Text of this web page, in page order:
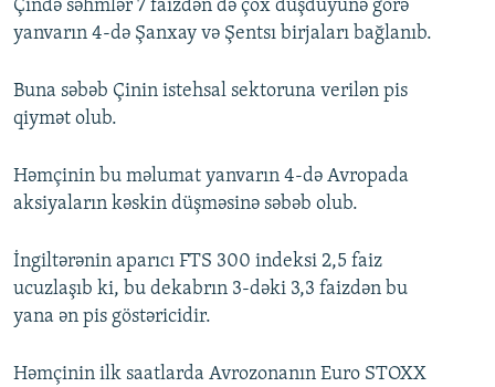
BIZIMLƏ ƏLAQƏ
XƏBƏR BÜLLETENLƏRIMIZ
Çində səhmlər 7 faizdən də çox düşdüyünə görə
yanvarın 4-də Şanxay və Şentsı birjaları bağlanıb.
Buna səbəb Çinin istehsal sektoruna verilən pis
qiymət olub.
Həmçinin bu məlumat yanvarın 4-də Avropada
aksiyaların kəskin düşməsinə səbəb olub.
İngiltərənin aparıcı FTS 300 indeksi 2,5 faiz
ucuzlaşıb ki, bu dekabrın 3-dəki 3,3 faizdən bu
yana ən pis göstəricidir.
Həmçinin ilk saatlarda Avrozonanın Euro STOXX